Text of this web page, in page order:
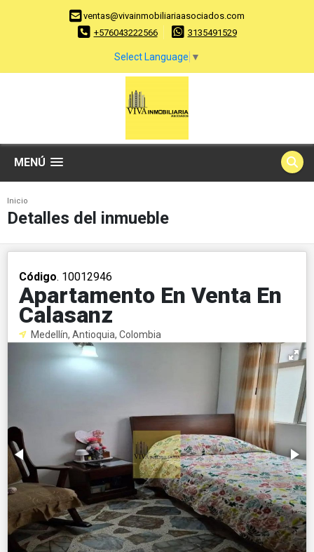
ventas@vivainmobiliariaasociados.com
+576043222566
3135491529
Select Language ▼
MENÚ
Inicio
Detalles del inmueble
Código. 10012946
Apartamento En Venta En
Calasanz
Medellín, Antioquia, Colombia